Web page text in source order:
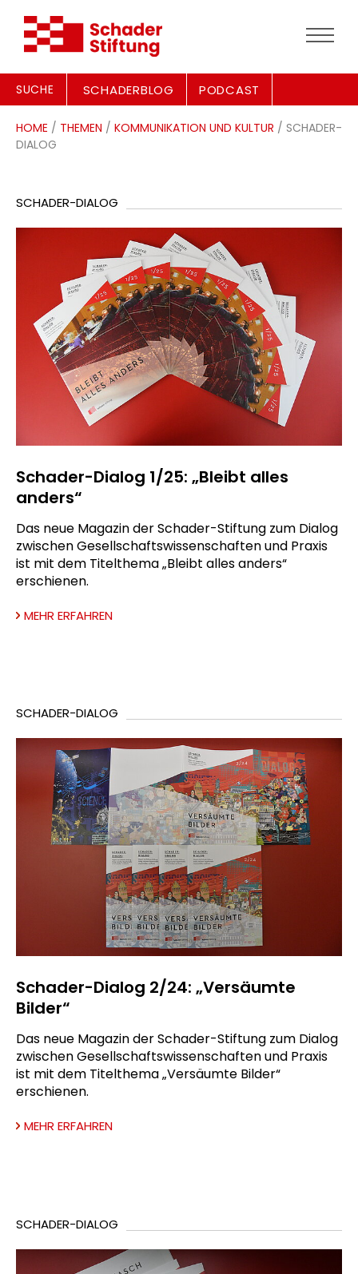
SUCHE SCHADERBLOG PODCAST
HOME / THEMEN / KOMMUNIKATION UND KULTUR / SCHADER-
DIALOG
SCHADER-DIALOG
Schader-Dialog 1/25: „Bleibt alles
anders“
Das neue Magazin der Schader-Stiftung zum Dialog
zwischen Gesellschaftswissenschaften und Praxis
ist mit dem Titelthema „Bleibt alles anders“
erschienen.
MEHR ERFAHREN
SCHADER-DIALOG
Schader-Dialog 2/24: „Versäumte
Bilder“
Das neue Magazin der Schader-Stiftung zum Dialog
zwischen Gesellschaftswissenschaften und Praxis
ist mit dem Titelthema „Versäumte Bilder“
erschienen.
MEHR ERFAHREN
SCHADER-DIALOG